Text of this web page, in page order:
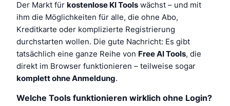
Der Markt für kostenlose KI Tools wächst – und mit
ihm die Möglichkeiten für alle, die ohne Abo,
Kreditkarte oder komplizierte Registrierung
durchstarten wollen. Die gute Nachricht: Es gibt
tatsächlich eine ganze Reihe von Free AI Tools, die
direkt im Browser funktionieren – teilweise sogar
komplett ohne Anmeldung.
Welche Tools funktionieren wirklich ohne Login?